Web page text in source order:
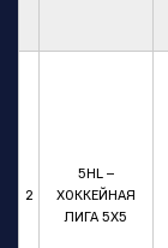
2
5HL –
ХОККЕЙНАЯ
ЛИГА 5Х5